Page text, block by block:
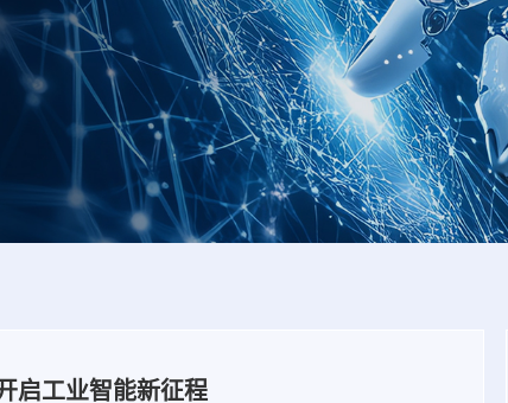
启工业智能新征程